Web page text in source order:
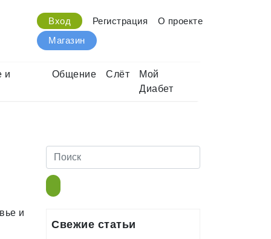
Вход Регистрация
О проекте
Магазин
и
Общение Слёт
Мой
Диабет
и
Свежие статьи